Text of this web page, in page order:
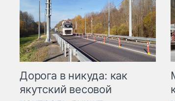
Дорога в никуда: как
якутский весовой